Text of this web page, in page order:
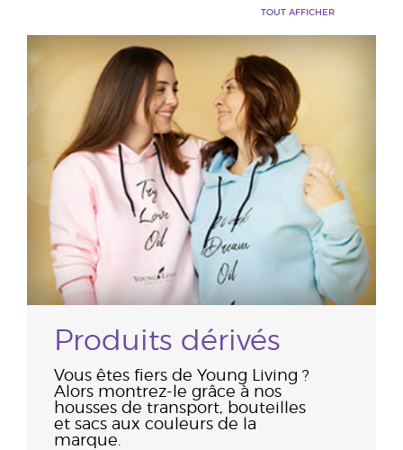
TOUT AFFICHER
Produits dérivés
Vous êtes fiers de Young Living ?
Alors montrez-le grâce à nos
housses de transport, bouteilles
et sacs aux couleurs de la
marque.